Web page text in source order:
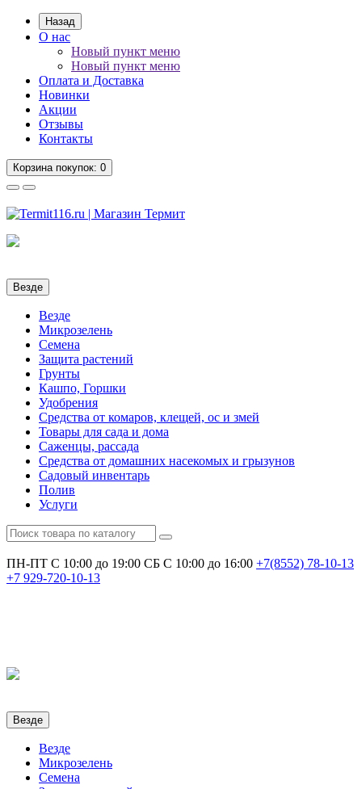
Назад
О нас
Новый пункт меню
Новый пункт меню
Оплата и Доставка
Новинки
Акции
Отзывы
Контакты
Корзинапокупок: 0
Везде
Везде
Микрозелень
Семена
Защита растений
Грунты
Кашпо, Горшки
Удобрения
Средства от комаров, клещей, ос и змей
Товары для сада и дома
Саженцы, рассада
Средства от домашних насекомых и грызунов
Садовый инвентарь
Полив
Услуги
ПН-ПТ С 10:00 до 19:00 СБ С 10:00 до 16:00 +7(8552) 78-10-13
+7 929-720-10-13
Везде
Везде
Микрозелень
Семена